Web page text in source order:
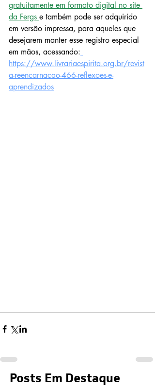
gratuitamente em formato digital no site
da Fergs e também pode ser adquirido
em versão impressa, para aqueles que
desejarem manter esse registro especial
em mãos, acessando:
https://www.livrariaespirita.org.br/revist
a-reencarnacao-466-reflexoes-e-
aprendizados
Posts Em Destaque